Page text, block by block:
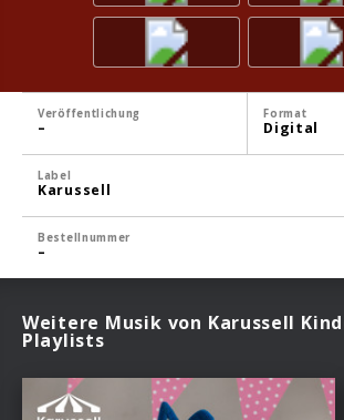
Veröffentlichung
–
Format
Digital
Label
Karussell
Bestellnummer
–
Weitere Musik von Karussell
Playlists